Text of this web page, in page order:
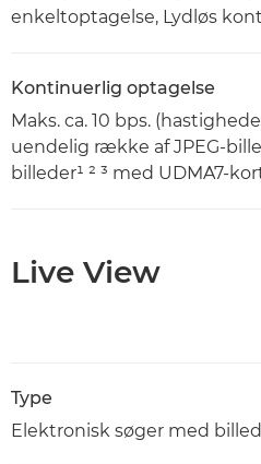
enkeltoptagelse, Lydløs
Kontinuerlig optagelse
Maks. ca. 10 bps.
uendelig række af JPEG-
billeder¹ ² ³ med UDMA7-
Live View
Type
Elektronisk søger med